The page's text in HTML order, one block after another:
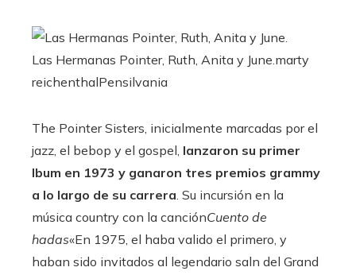
Las Hermanas Pointer, Ruth, Anita y June.marty
reichenthalPensilvania
The Pointer Sisters, inicialmente marcadas por el
jazz, el bebop y el gospel, lanzaron su primer
lbum en 1973 y ganaron tres premios grammy
a lo largo de su carrera. Su incursión en la
música country con la canciónCuento de
hadas«En 1975, el haba valido el primero, y
haban sido invitados al legendario saln del Grand